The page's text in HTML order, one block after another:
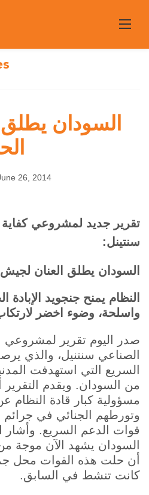
السودان
لجيش
No comments
السودان
26, 2014
تقرير جديد لمشروعي كفاية
سنتينل:
السودان يطلق العنان
النظام يمنح جنجويد الإبادة
واسلحة، وضوء اخضر
صدر اليوم تقرير لمشروعي
الصناعي سنتنيل، والذي
السريع التي استهدفت
من السودان. ويقدم التقرير
مسؤولية كبار قادة النظام
وتورطهم الجنائي في جرائم
قوات الدعم السريع. وأشار
السودان يشهد الآن موجة
أن حلت هذه القوات محل
كانت تنشط في السابق.